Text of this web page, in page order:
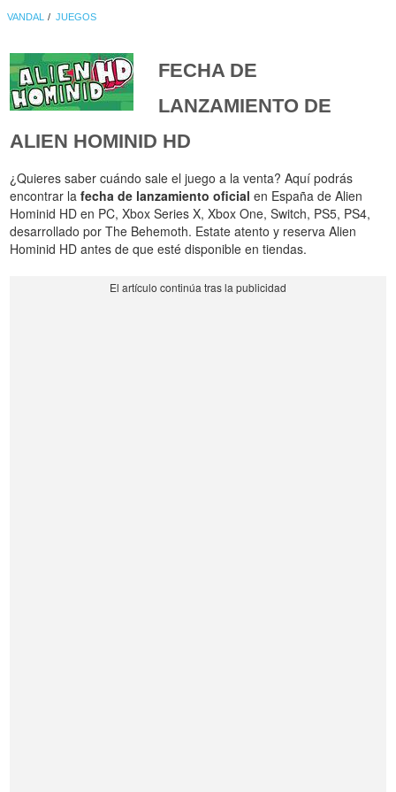
VANDAL JUEGOS
FECHA DE
LANZAMIENTO DE
ALIEN HOMINID HD
¿Quieres saber cuándo sale el juego a la venta? Aquí podrás
encontrar lafecha de lanzamiento oficial en España de Alien
Hominid HD en PC, Xbox Series X, Xbox One, Switch, PS5, PS4,
desarrollado por The Behemoth. Estate atento y reserva Alien
Hominid HD antes de que esté disponible en tiendas.